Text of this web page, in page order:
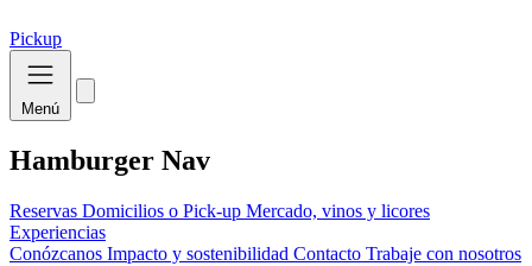
Pickup
Menú
Hamburger Nav
Reservas Domicilios o Pick-up Mercado, vinos y licores
Experiencias
Conózcanos Impacto y sostenibilidad Contacto Trabaje con nosotros